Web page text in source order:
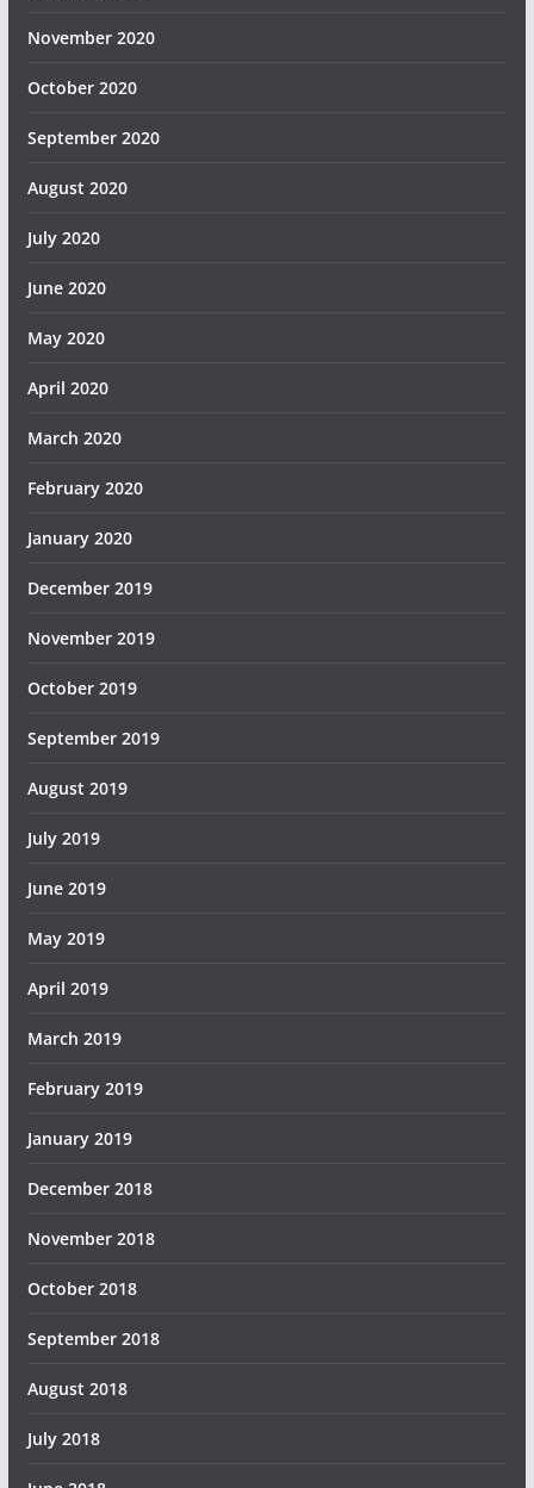
November 2020
October 2020
September 2020
August 2020
July 2020
June 2020
May 2020
April 2020
March 2020
February 2020
January 2020
December 2019
November 2019
October 2019
September 2019
August 2019
July 2019
June 2019
May 2019
April 2019
March 2019
February 2019
January 2019
December 2018
November 2018
October 2018
September 2018
August 2018
July 2018